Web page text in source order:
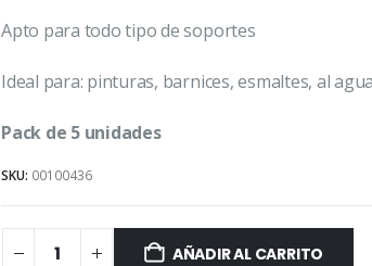
Apto para todo tipo de soportes
Ideal para: pinturas, barnices, esmaltes, al
Pack de 5 unidades
SKU: 00100436
AÑADIR AL CARRITO